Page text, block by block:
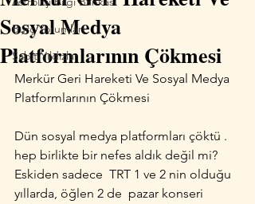
Burç Yorumları
Sabit Yıldızlar
Sosyal Medya
Platformlarının Çökmesi
Merkür Geri Hareketi Ve Sosyal Medya
Platformlarının Çökmesi
Dün sosyal medya platformları çöktü .
hep birlikte bir nefes aldık değil mi?
Eskiden sadece  TRT 1 ve 2 nin olduğu
yıllarda, öğlen 2 de  pazar konseri